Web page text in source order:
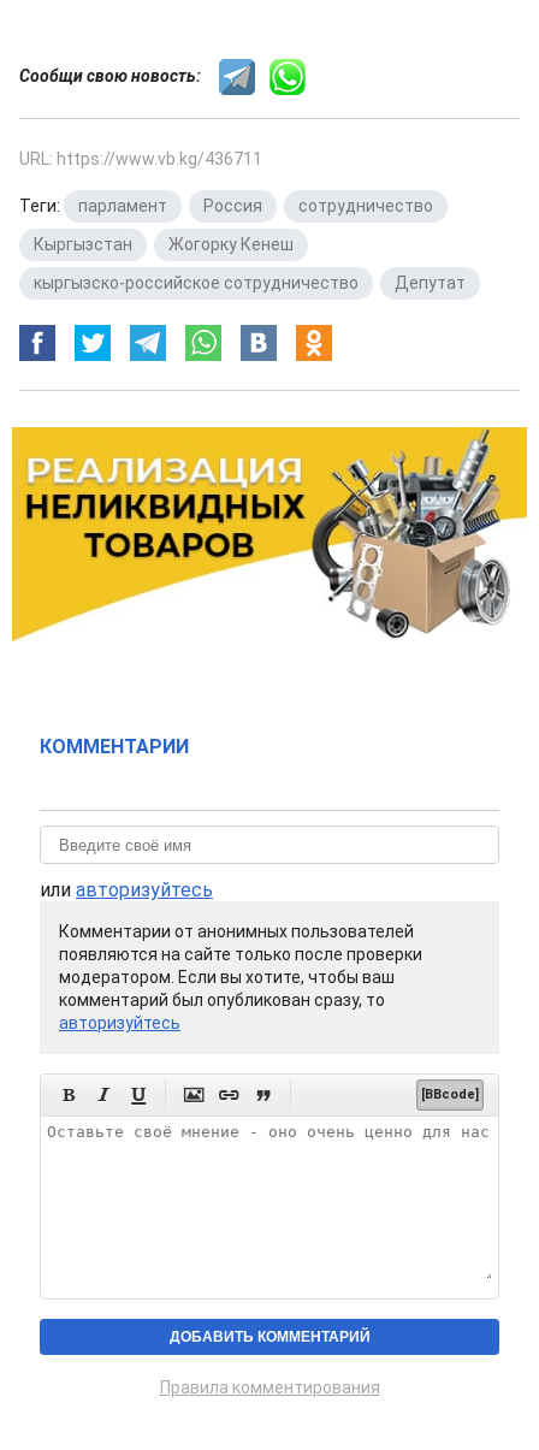
Сообщи свою новость:
URL: https://www.vb.kg/436711
Теги: парламент Россия сотрудничество
Кыргызстан
Жогорку Кенеш
кыргызско-российское сотрудничество
Депутат
КОММЕНТАРИИ
или авторизуйтесь
Комментарии от анонимных пользователей
появляются на сайте только после проверки
модератором. Если вы хотите, чтобы ваш
комментарий был опубликован сразу, то
авторизуйтесь
      [BBcode]
Правила комментирования